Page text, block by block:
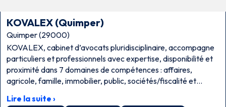
KOVALEX (Quimper)
Quimper (29000)
KOVALEX, cabinet d’avocats pluridisciplinaire, accompagne
particuliers et professionnels avec expertise, disponibilité et
proximité dans 7 domaines de compétences : affaires,
agricole, famille, immobilier, public, sociétés/fiscalité et
Lire la suite ›